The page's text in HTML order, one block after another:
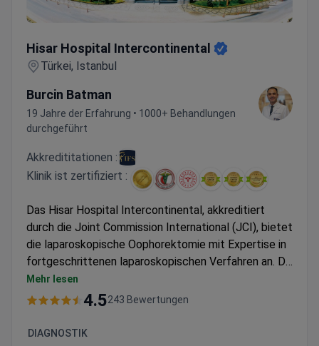
Hisar Hospital Intercontinental
Türkei, Istanbul
Burcin Batman
19 Jahre der Erfahrung • 1000+ Behandlungen
durchgeführt
Akkredititationen :
Klinik ist zertifiziert :
Das Hisar Hospital Intercontinental, akkreditiert
durch die Joint Commission International (JCI), bietet
die laparoskopische Oophorektomie mit Expertise in
fortgeschrittenen laparoskopischen Verfahren an. Dr.
Burcin Batman, Spezialist für endokrine Chirurgie und
außerordentlicher Professor, hat über 1.000
endokrine und kolorektale Eingriffe, was hohe
Mehr lesen
4.5243 Bewertungen
DIAGNOSTIK